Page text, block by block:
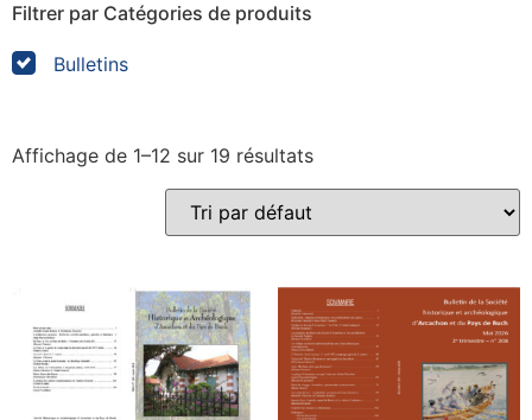
Filtrer par Catégories de produits
Bulletins
Affichage de 1–12 sur 19 résultats